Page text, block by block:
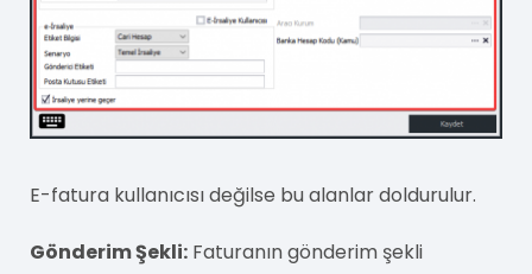
E-fatura kullanıcısı değilse bu alanlar doldurulur.
Gönderim Şekli: Faturanın gönderim şekli